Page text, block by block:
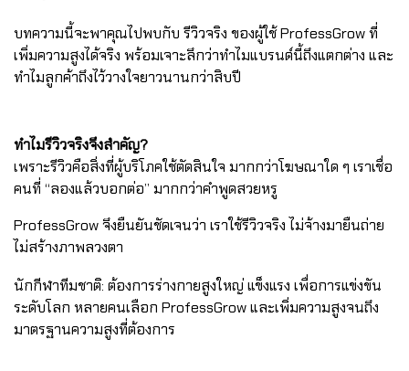
บทความนี้จะพาคุณไปพบกับ รีวิวจริง ของผู้ใช้ ProfessGrow ที่
เพิ่มความสูงได้จริง พร้อมเจาะลึกว่าทำไมแบรนด์นี้ถึงแตกต่าง และ
ทำไมลูกค้าถึงไว้วางใจยาวนานกว่าสิบปี
ทำไมรีวิวจริงจึงสำคัญ?
เพราะรีวิวคือสิ่งที่ผู้บริโภคใช้ตัดสินใจ มากกว่าโฆษณาใด ๆ เราเชื่อ
คนที่ “ลองแล้วบอกต่อ” มากกว่าคำพูดสวยหรู
ProfessGrow จึงยืนยันชัดเจนว่า เราใช้รีวิวจริง ไม่จ้างมายืนถ่าย
ไม่สร้างภาพลวงตา
นักกีฬาทีมชาติ: ต้องการร่างกายสูงใหญ่ แข็งแรง เพื่อการแข่งขัน
ระดับโลก หลายคนเลือก ProfessGrow และเพิ่มความสูงจนถึง
มาตรฐานความสูงที่ต้องการ